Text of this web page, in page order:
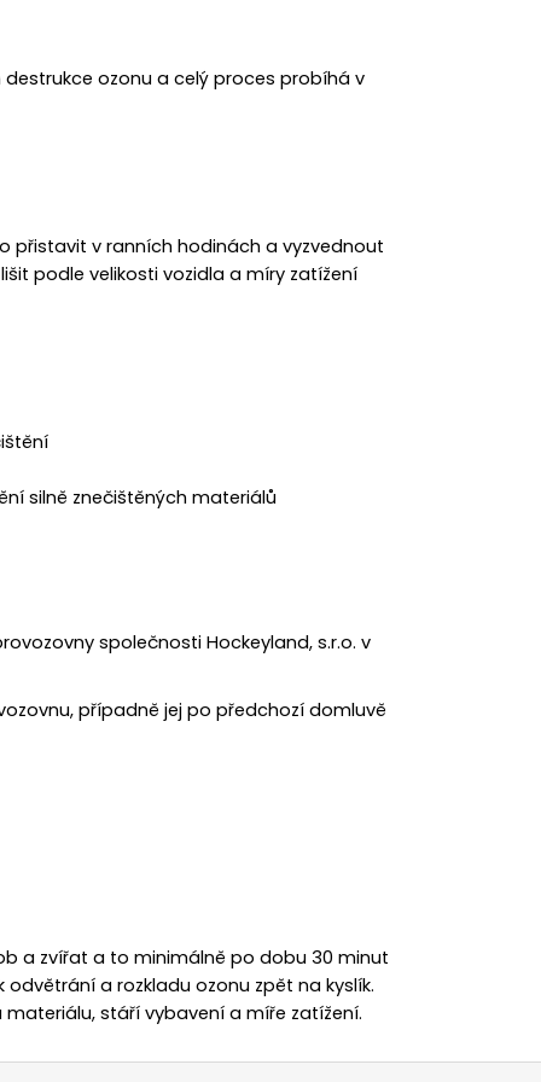
ozonu a celý proces probíhá v
přistavit v ranních hodinách a vyzvednout
podle velikosti vozidla a míry zatížení
silně znečištěných materiálů
společnosti Hockeyland, s.r.o. v
případně jej po předchozí domluvě
a zvířat a to minimálně po dobu 30 minut
a rozkladu ozonu zpět na kyslík.
stáří vybavení a míře zatížení.